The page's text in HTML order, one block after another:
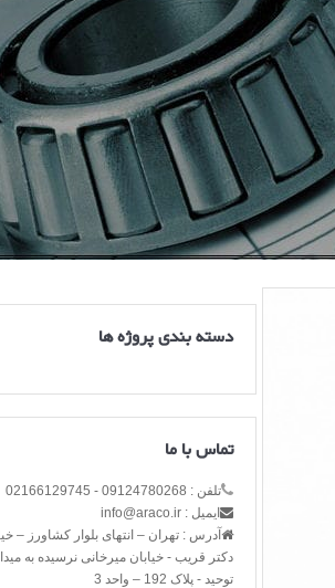
دسته بندی پروژه ها
تماس با ما
تلفن : 09124780268 - 02166129745
ایمیل : info@araco.ir
آدرس : تهران – انتهای بلوار کشاورز –
دکتر قریب - خیابان میرخانی نرسیده به
توحید - پلاک 192 – واحد 3